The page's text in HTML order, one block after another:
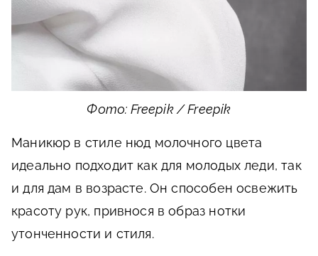
Фото: Freepik / Freepik
Маникюр в стиле нюд молочного цвета
идеально подходит как для молодых леди, так
и для дам в возрасте. Он способен освежить
красоту рук, привнося в образ нотки
утонченности и стиля.